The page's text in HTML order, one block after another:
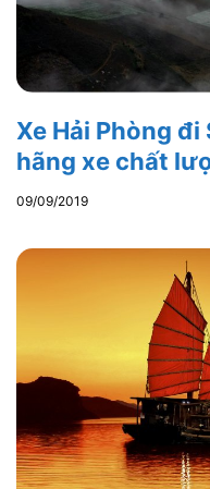
Xe Hải Phòng
hãng xe chất
09/09/2019